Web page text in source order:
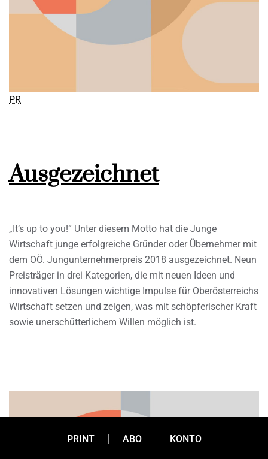
PR
Ausgezeichnet
„It’s up to you!“ Unter diesem Motto hat die Junge
Wirtschaft junge erfolgreiche Gründer oder Übernehmer mit
dem OÖ. Jungunternehmerpreis 2018 ausgezeichnet. Neun
Preisträger in drei Kategorien, die mit neuen Ideen und
innovativen Lösungen wichtige Impulse für Oberösterreichs
Wirtschaft setzen und zeigen, was mit schöpferischer Kraft
sowie unerschütterlichem Willen möglich ist.
PRINT ABO KONTO